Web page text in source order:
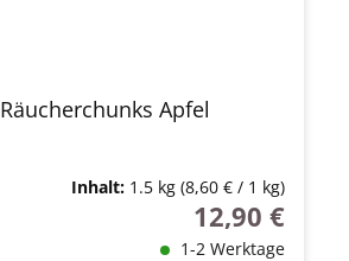
Räucherchunks Apfel
Inhalt: 1.5 kg (8,60 € / 1 kg)
Regulärer Preis:
12,90 €
1-2 Werktage